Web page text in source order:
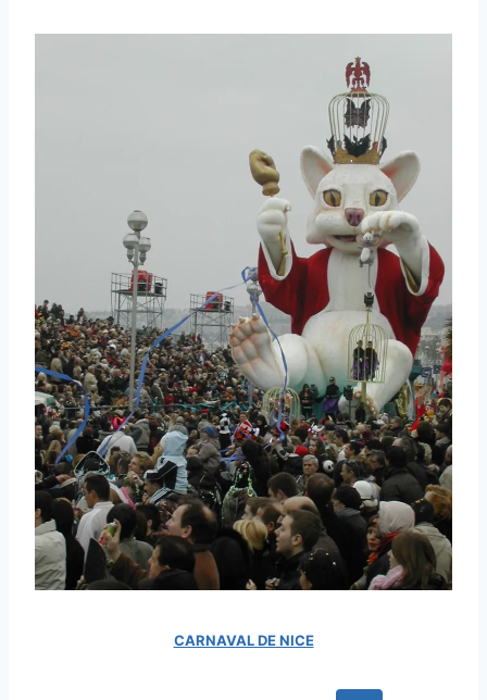
CARNAVAL DE NICE